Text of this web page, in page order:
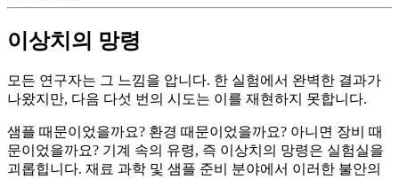
이상치의 망령
모든 연구자는 그 느낌을 압니다. 한 실험에서 완벽한 결과가
나왔지만, 다음 다섯 번의 시도는 이를 재현하지 못합니다.
샘플 때문이었을까요? 환경 때문이었을까요? 아니면 장비 때
문이었을까요? 기계 속의 유령, 즉 이상치의 망령은 실험실을
괴롭힙니다. 재료 과학 및 샘플 준비 분야에서 이러한 불안의